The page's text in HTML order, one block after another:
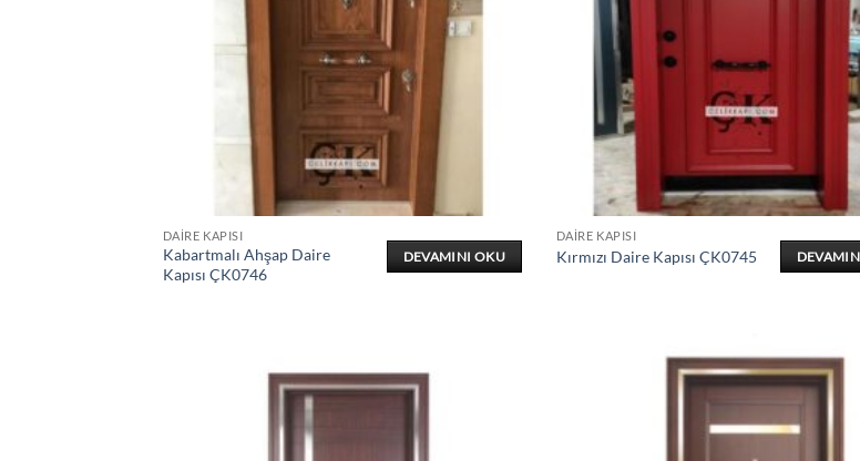
DAIRE KAPISI
Kabartmalı Ahşap Daire
Kapısı ÇK0746
DEVAMINI OKU
DAIRE KAPISI
Kırmızı Daire Kapısı ÇK0745